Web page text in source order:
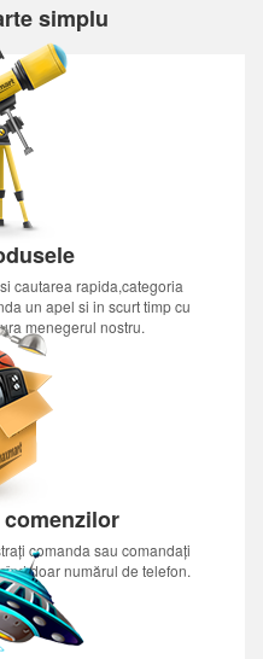
simplu
cautarea rapida,categoria
un apel si in scurt timp cu
menegerul nostru.
comanda sau comandați
doar numărul de telefon.